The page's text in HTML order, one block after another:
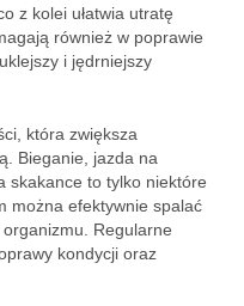
z kolei ułatwia utratę
również w poprawie
i jędrniejszy
która zwiększa
Bieganie, jazda na
skakance to tylko niektóre
można efektywnie spalać
Regularne
kondycji oraz